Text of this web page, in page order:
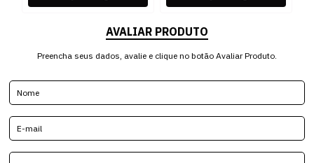
AVALIAR PRODUTO
Preencha seus dados, avalie e clique no botão Avaliar Produto.